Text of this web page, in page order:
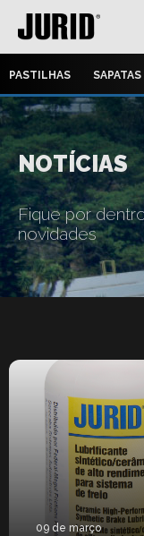
PASTILHAS SAPATAS
NOTÍCIAS
Fique por
novidades
09 de março